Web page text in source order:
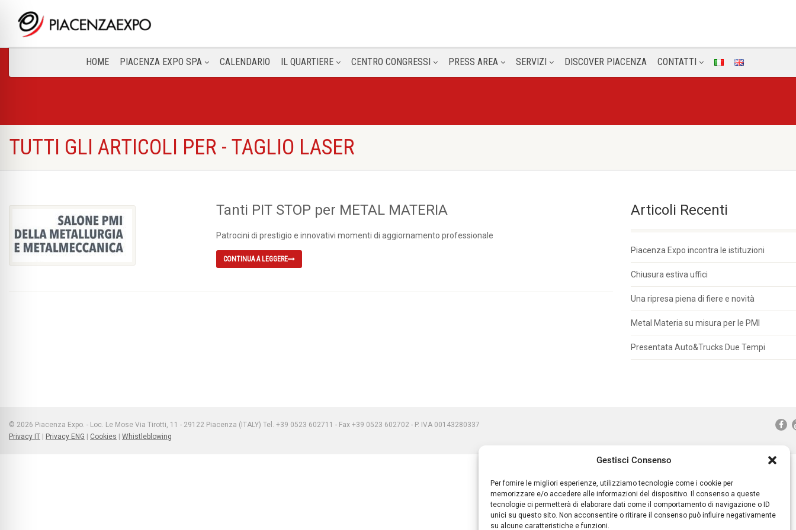
Gestisci Consenso
Per fornire le migliori esperienze, utilizziamo tecnologie come i cookie per
memorizzare e/o accedere alle informazioni del dispositivo. Il consenso a queste
tecnologie ci permetterà di elaborare dati come il comportamento di navigazione o ID
unici su questo sito. Non acconsentire o ritirare il consenso può influire negativamente
su alcune caratteristiche e funzioni.
HOME PIACENZA EXPO SPA CALENDARIO IL QUARTIERE CENTRO CONGRESSI PRESS AREA SERVIZI DISCOVER PIACENZA CONTATTI
TUTTI GLI ARTICOLI PER - TAGLIO LASER
Tanti PIT STOP per METAL MATERIA
Patrocini di prestigio e innovativi momenti di aggiornamento professionale
CONTINUA A LEGGERE
Articoli Recenti
Piacenza Expo incontra le istituzioni
Chiusura estiva uffici
Una ripresa piena di fiere e novità
Metal Materia su misura per le PMI
Presentata Auto&Trucks Due Tempi
© 2026 Piacenza Expo. - Loc. Le Mose Via Tirotti, 11 - 29122 Piacenza (ITALY) Tel. +39 0523 602711 - Fax +39 0523 602702 - P. IVA 00143280337
Privacy IT
Privacy ENG Cookies Whistleblowing